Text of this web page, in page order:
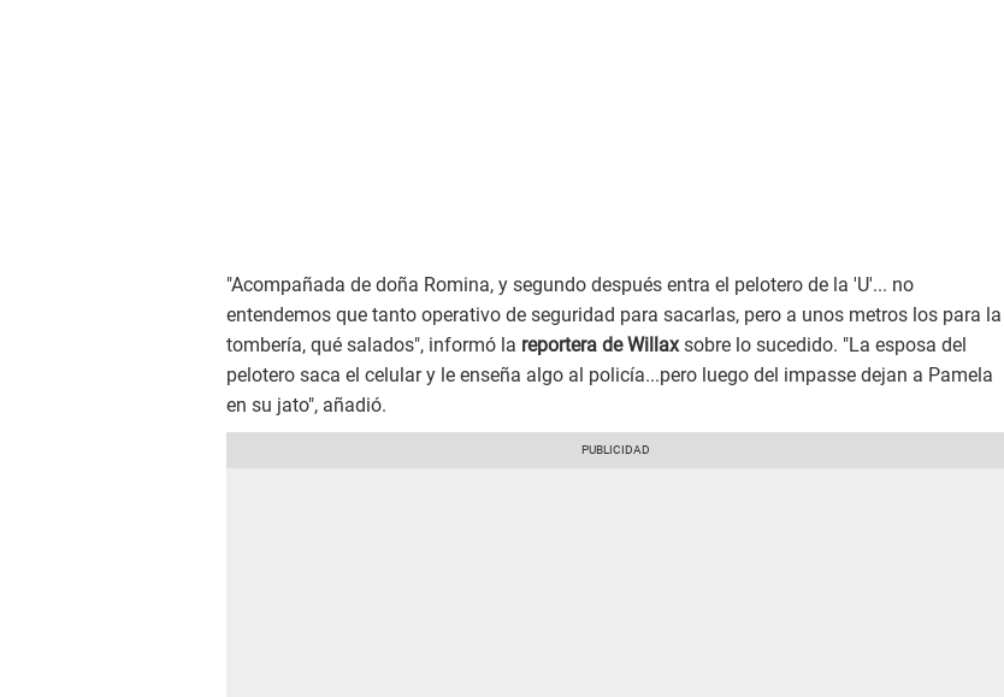
"Acompañada de doña Romina, y segundo después entra el pelotero de la 'U'... no
entendemos que tanto operativo de seguridad para sacarlas, pero a unos metros los para la
tombería, qué salados", informó la reportera de Willaxsobre lo sucedido. "La esposa del
pelotero saca el celular y le enseña algo al policía...pero luego del impasse dejan a Pamela
en su jato", añadió.